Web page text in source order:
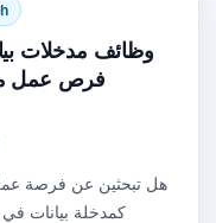
وظائف مدخلات
فرص عمل
كمدخلة بيانات